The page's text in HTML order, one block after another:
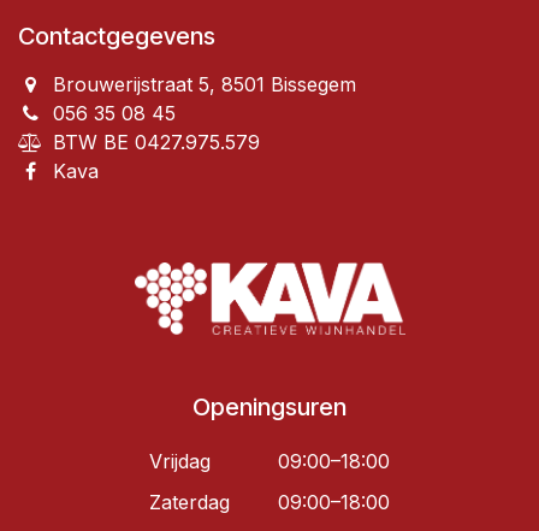
Contactgegevens
Brouwerijstraat 5, 8501 Bissegem
056 35 08 45
BTW BE 0427.975.579
Kava
Openingsuren
Vrijdag
09:00–18:00
Zaterdag
09:00–18:00